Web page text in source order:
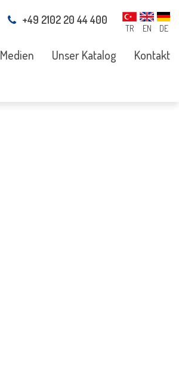
TR EN DE
+49 2102 20 44 400
Medien Unser Katalog Kontakt